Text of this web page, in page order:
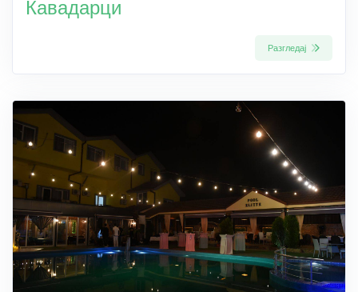
Кавадарци
Разгледај